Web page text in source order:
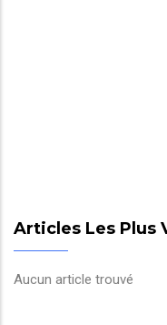
Articles Les Plus
Aucun article trouvé